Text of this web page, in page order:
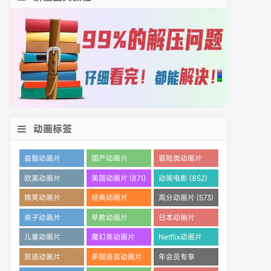
动画标签
益智动画片
(1530)
国产动画片
(1359)
冒险类动画片
(1260)
欧美动画片
(1016)
美国动画片 (871) 动画电影 (852)
搞笑动画片
(825)
经典动画片
(694)
高分动画片 (573)
亲子动画片
(389)
早教动画片
(386)
日本动画片
(359)
儿童动画片
(350)
魔幻类动画片
(286)
Netflix动画片
(280)
双语动画片
多国语言动画片
年会员专享